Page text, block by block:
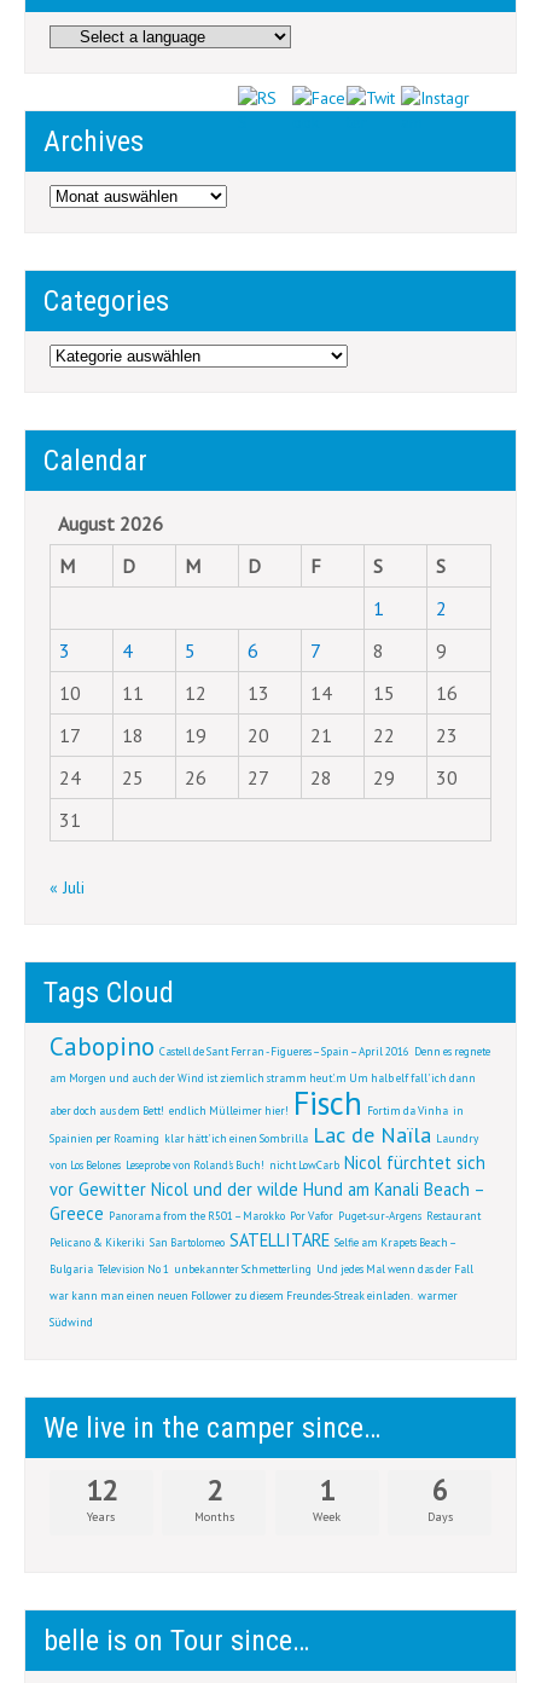
Archives
Archives
Categories
Categories
Calendar
August 2026
M
D M D F S
S
1
2
3
4 5 6 7 8
9
10
11 12 13 14 15
16
17
18 19 20 21 22
23
24
25 26 27 28 29
30
31
« Juli
Tags Cloud
Cabopino Castell de Sant Ferran - Figueres – Spain – April 2016 Denn es regnete
am Morgen und auch der Wind ist ziemlich stramm heut'.m Um halb elf fall' ich dann
aber doch aus dem Bett! endlich Mülleimer hier! Fisch Fortim da Vinha in
Spainien per Roaming klar hätt' ich einen Sombrilla Lac de Naïla Laundry
von Los Belones Leseprobe von Roland's Buch! nicht LowCarb Nicol fürchtet sich
vor Gewitter Nicol und der wilde Hund am Kanali Beach –
Greece Panorama from the R501 – Marokko Por Vafor Puget-sur-Argens Restaurant
Pelicano & Kikeriki San Bartolomeo SATELLITARE Selfie am Krapets Beach –
Bulgaria Television No 1 unbekannter Schmetterling Und jedes Mal wenn das der Fall
war kann man einen neuen Follower zu diesem Freundes-Streak einladen. warmer
Südwind
We live in the camper since…
12
Years
2
Months
1
Week
6
Days
belle is on Tour since…